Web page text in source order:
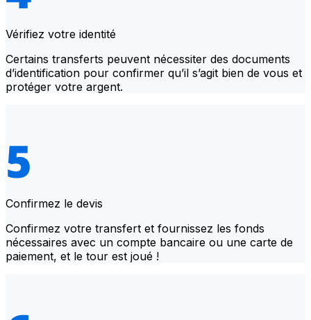
Vérifiez votre identité
Certains transferts peuvent nécessiter des documents
d’identification pour confirmer qu’il s’agit bien de vous et
protéger votre argent.
Confirmez le devis
Confirmez votre transfert et fournissez les fonds
nécessaires avec un compte bancaire ou une carte de
paiement, et le tour est joué !